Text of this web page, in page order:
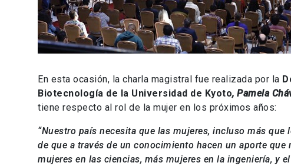
En esta ocasión, la charla magistral fue realizada por la
Biotecnología de la Universidad de Kyoto, Pamela
tiene respecto al rol de la mujer en los próximos años:
“Nuestro país necesita que las mujeres, incluso más
de que a través de un conocimiento hacen un aporte que
mujeres en las ciencias, más mujeres en la ingeniería, y